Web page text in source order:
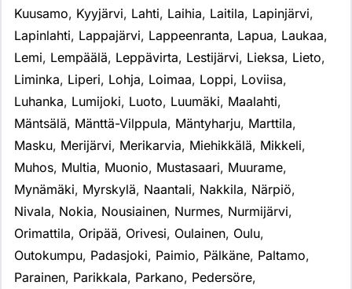
Kuusamo, Kyyjärvi, Lahti, Laihia, Laitila, Lapinjärvi,
Lapinlahti, Lappajärvi, Lappeenranta, Lapua, Laukaa,
Lemi, Lempäälä, Leppävirta, Lestijärvi, Lieksa, Lieto,
Liminka, Liperi, Lohja, Loimaa, Loppi, Loviisa,
Luhanka, Lumijoki, Luoto, Luumäki, Maalahti,
Mäntsälä, Mänttä-Vilppula, Mäntyharju, Marttila,
Masku, Merijärvi, Merikarvia, Miehikkälä, Mikkeli,
Muhos, Multia, Muonio, Mustasaari, Muurame,
Mynämäki, Myrskylä, Naantali, Nakkila, Närpiö,
Nivala, Nokia, Nousiainen, Nurmes, Nurmijärvi,
Orimattila, Oripää, Orivesi, Oulainen, Oulu,
Outokumpu, Padasjoki, Paimio, Pälkäne, Paltamo,
Parainen, Parikkala, Parkano, Pedersöre,